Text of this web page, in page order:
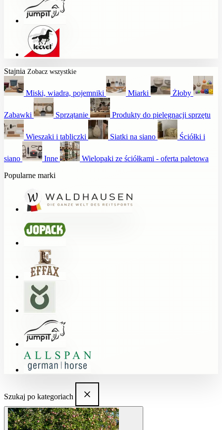
Stajnia Zobacz wszystkie
Miski, wiadra, pojemniki Miarki Żłoby
Zabawki Sprzątanie Produkty do pielęgnacji sprzętu
Wieszaki i tabliczki Siatki na siano Ściółki i
siano Inne
Wielopaki ze ściółkami - oferta paletowa
Popularne marki
Szukaj po kategoriach